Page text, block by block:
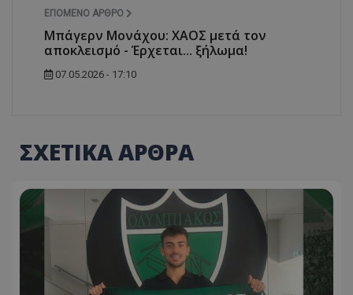
ΕΠΌΜΕΝΟ ΆΡΘΡΟ
Μπάγερν Μονάχου: ΧΑΟΣ μετά τον
αποκλεισμό - Έρχεται... ξήλωμα!
07.05.2026 - 17:10
ΣΧΕΤΙΚΑ ΑΡΘΡΑ